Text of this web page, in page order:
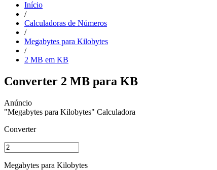
Início
/
Calculadoras de Números
/
Megabytes para Kilobytes
/
2 MB em KB
Converter 2 MB para KB
"Megabytes para Kilobytes" Calculadora
Converter
Megabytes para Kilobytes